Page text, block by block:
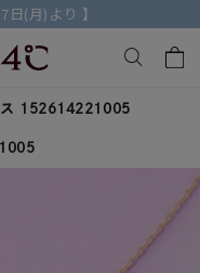
日(月)より 】
ーワードで検索する
レス
ス 152614221005